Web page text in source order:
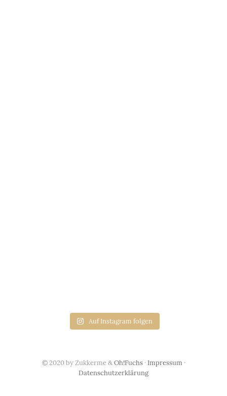
Auf Instagram folgen
© 2020 by Zukkerme &Oh!Fuchs· Impressum ·
Datenschutzerklärung